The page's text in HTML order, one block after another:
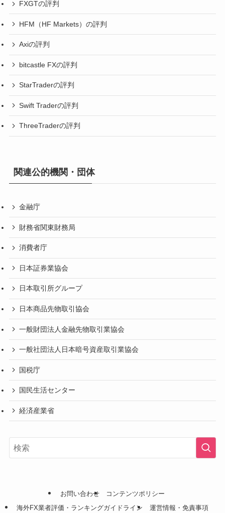
FXGTの評判
HFM（HF Markets）の評判
Axiの評判
bitcastle FXの評判
StarTraderの評判
Swift Traderの評判
ThreeTraderの評判
関連公的機関・団体
金融庁
財務省関東財務局
消費者庁
日本証券業協会
日本取引所グループ
日本商品先物取引協会
一般財団法人金融先物取引業協会
一般社団法人日本暗号資産取引業協会
国税庁
国民生活センター
経済産業省
お問い合わせ
コンテンツポリシー
海外FX業者評価・ランキングガイドライン
運営情報・免責事項